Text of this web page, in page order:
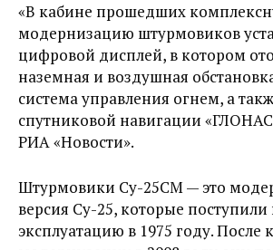
«В кабине прошедших
модернизацию штурмовиков
цифровой дисплей, в котором
наземная и воздушная
система управления огнем, а
спутниковой навигации
РИА «Новости».
Штурмовики Су-25СМ — это
версия Су-25, которые поступили
эксплуатацию в 1975 году. После